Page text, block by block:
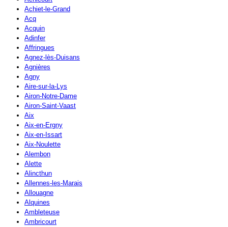
Achiet-le-Grand
Acq
Acquin
Adinfer
Affringues
Agnez-lès-Duisans
Agnières
Agny
Aire-sur-la-Lys
Airon-Notre-Dame
Airon-Saint-Vaast
Aix
Aix-en-Ergny
Aix-en-Issart
Aix-Noulette
Alembon
Alette
Alincthun
Allennes-les-Marais
Allouagne
Alquines
Ambleteuse
Ambricourt